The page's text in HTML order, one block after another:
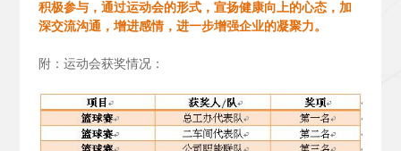
积极参与，通过运动会的形式，宣扬健康向上的心态，加
深交流沟通，增进感情，进一步增强企业的凝聚力。
附：运动会获奖情况：